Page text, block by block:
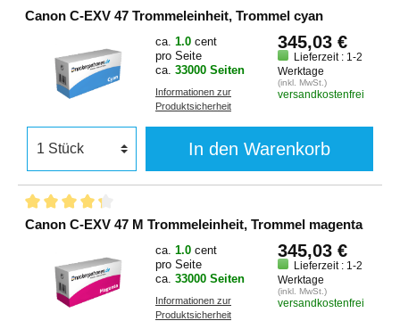
Canon C-EXV 47 Trommeleinheit, Trommel cyan
ca. 1.0 cent
pro Seite
ca. 33000 Seiten
Informationen zur
Produktsicherheit
345,03 €
Lieferzeit : 1-2
Werktage
(inkl. MwSt.)
versandkostenfrei
In den Warenkorb
Canon C-EXV 47 M Trommeleinheit, Trommel magenta
ca. 1.0 cent
pro Seite
ca. 33000 Seiten
Informationen zur
Produktsicherheit
345,03 €
Lieferzeit : 1-2
Werktage
(inkl. MwSt.)
versandkostenfrei